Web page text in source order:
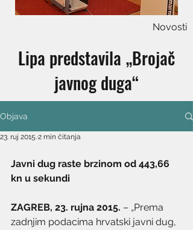
Novosti
Lipa predstavila „Brojač
javnog duga“
Objava
23. ruj 2015.2 min čitanja
Javni dug raste brzinom od 443,66
kn u sekundi
ZAGREB, 23. rujna 2015. – „Prema
zadnjim podacima hrvatski javni dug,